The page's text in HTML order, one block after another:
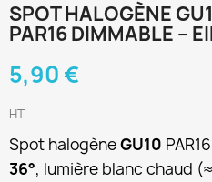
SPOT HALOGÈNE
PAR16 DIMMABLE –
5,90 €
HT
Spot halogèneGU10
36°, lumière blanc chaud